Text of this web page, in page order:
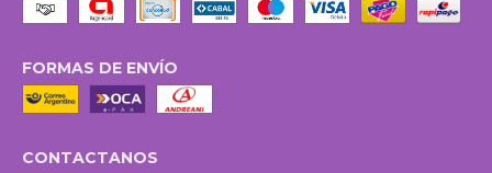
FORMAS DE ENVÍO
CONTACTANOS